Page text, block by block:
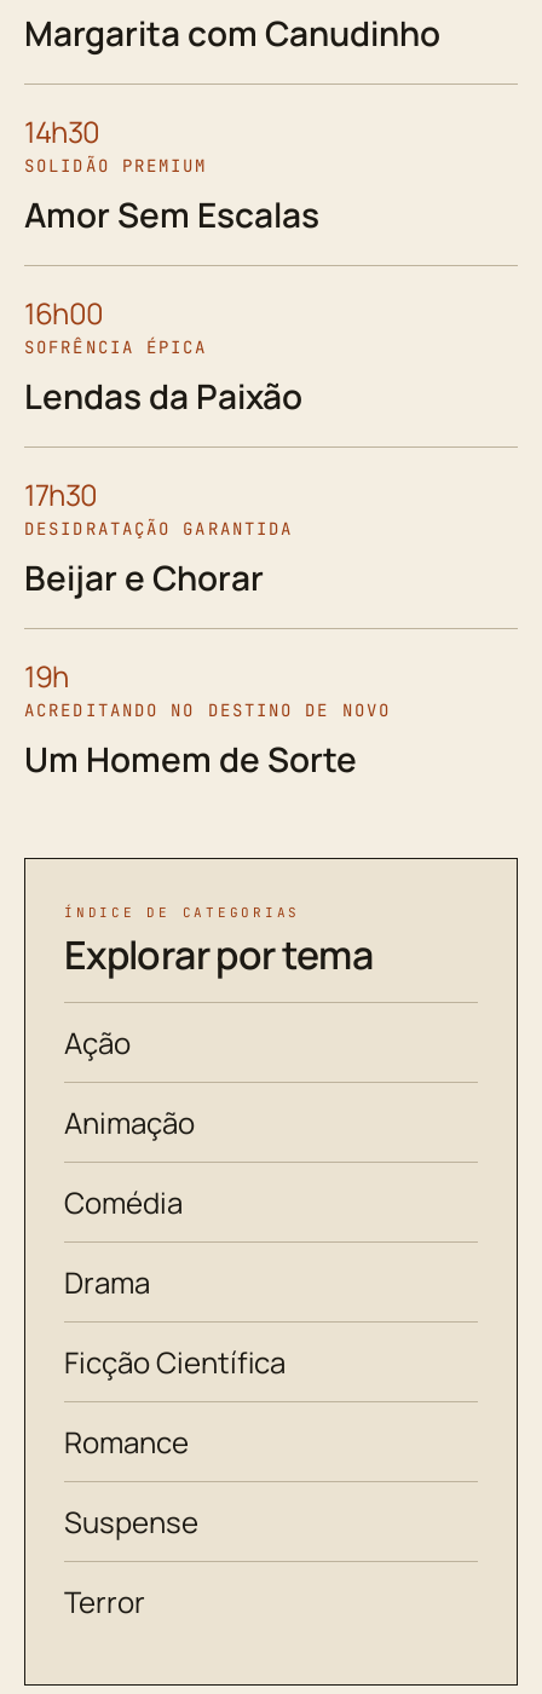
Margarita com Canudinho
14h30
SOLIDÃO PREMIUM
Amor Sem Escalas
16h00
SOFRÊNCIA ÉPICA
Lendas da Paixão
17h30
DESIDRATAÇÃO GARANTIDA
Beijar e Chorar
19h
ACREDITANDO NO DESTINO DE NOVO
Um Homem de Sorte
ÍNDICE DE CATEGORIAS
Explorar por tema
Ação
Animação
Comédia
Drama
Ficção Científica
Romance
Suspense
Terror